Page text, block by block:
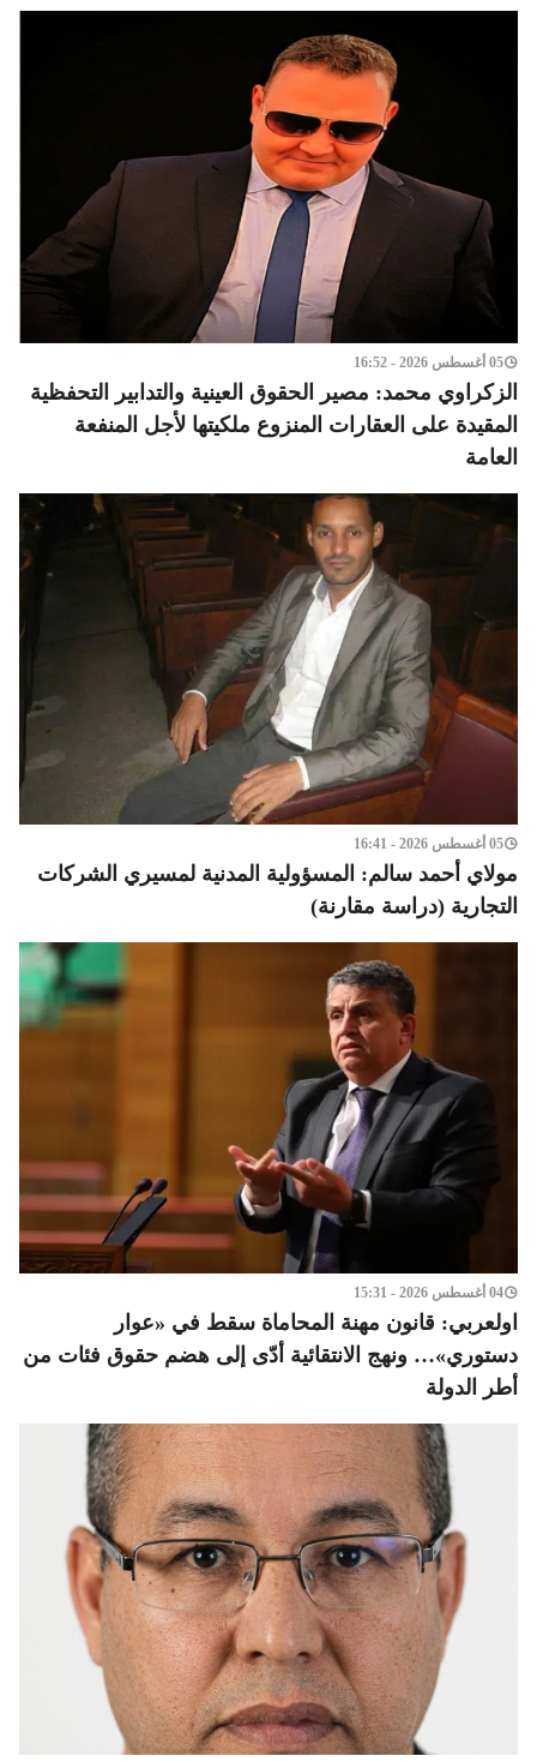
05 أغسطس 2026 - 16:52
الزكراوي محمد: مصير الحقوق العينية والتدابير التحفظية
المقيدة على العقارات المنزوع ملكيتها لأجل المنفعة
العامة
05 أغسطس 2026 - 16:41
مولاي أحمد سالم: المسؤولية المدنية لمسيري الشركات
التجارية (دراسة مقارنة)
04 أغسطس 2026 - 15:31
اولعربي: قانون مهنة المحاماة سقط في «عوار
دستوري»… ونهج الانتقائية أدّى إلى هضم حقوق فئات من
أطر الدولة